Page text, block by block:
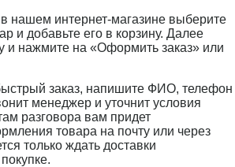
нашем интернет-магазине выберите
и добавьте его в корзину. Далее
и нажмите на «Оформить заказ» или
заказ, напишите ФИО, телефон
менеджер и уточнит условия
разговора вам придет
товара на почту или через
только ждать доставки